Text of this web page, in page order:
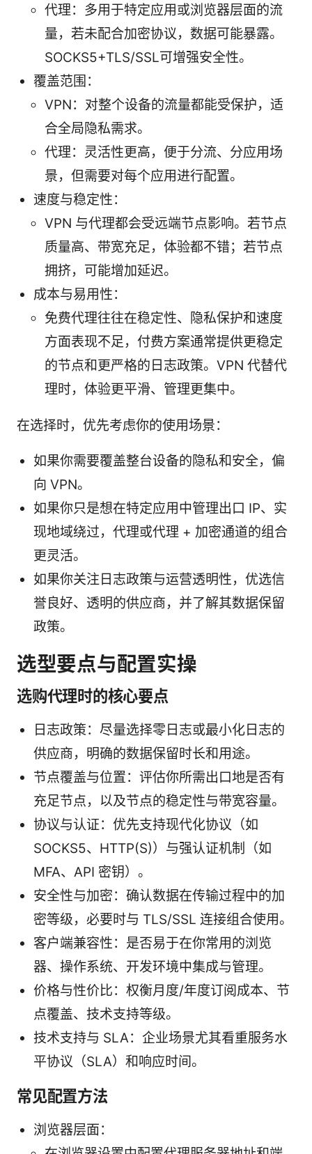
代理：多用于特定应用或浏览器层面的流
量，若未配合加密协议，数据可能暴露。
SOCKS5+TLS/SSL可增强安全性。
覆盖范围：
VPN：对整个设备的流量都能受保护，适
合全局隐私需求。
代理：灵活性更高，便于分流、分应用场
景，但需要对每个应用进行配置。
速度与稳定性：
VPN 与代理都会受远端节点影响。若节点
质量高、带宽充足，体验都不错；若节点
拥挤，可能增加延迟。
成本与易用性：
免费代理往往在稳定性、隐私保护和速度
方面表现不足，付费方案通常提供更稳定
的节点和更严格的日志政策。VPN 代替代
理时，体验更平滑、管理更集中。
在选择时，优先考虑你的使用场景：
如果你需要覆盖整台设备的隐私和安全，偏
向 VPN。
如果你只是想在特定应用中管理出口 IP、实
现地域绕过，代理或代理 + 加密通道的组合
更灵活。
如果你关注日志政策与运营透明性，优选信
誉良好、透明的供应商，并了解其数据保留
政策。
选型要点与配置实操
选购代理时的核心要点
日志政策：尽量选择零日志或最小化日志的
供应商，明确的数据保留时长和用途。
节点覆盖与位置：评估你所需出口地是否有
充足节点，以及节点的稳定性与带宽容量。
协议与认证：优先支持现代化协议（如
SOCKS5、HTTP(S)）与强认证机制（如
MFA、API 密钥）。
安全性与加密：确认数据在传输过程中的加
密等级，必要时与 TLS/SSL 连接组合使用。
客户端兼容性：是否易于在你常用的浏览
器、操作系统、开发环境中集成与管理。
价格与性价比：权衡月度/年度订阅成本、节
点覆盖、技术支持等级。
技术支持与 SLA：企业场景尤其看重服务水
平协议（SLA）和响应时间。
常见配置方法
浏览器层面：